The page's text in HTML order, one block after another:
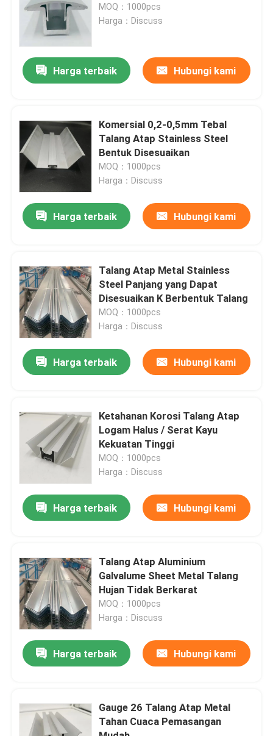
Produk
Video
Tentang kami
Kontrol kualitas
Hubungi kami
Permintaan Penawaran
Braket Pemasangan Panel Surya
MOQ：1000pcs
Harga：Discuss
Harga terbaik Hubungi kami
Komersial 0,2-0,5mm Tebal
Talang Atap Stainless Steel
Bentuk Disesuaikan
MOQ：1000pcs
Harga：Discuss
Harga terbaik Hubungi kami
Talang Atap Metal Stainless
Steel Panjang yang Dapat
Disesuaikan K Berbentuk Talang
MOQ：1000pcs
Harga：Discuss
Harga terbaik Hubungi kami
Ketahanan Korosi Talang Atap
Logam Halus / Serat Kayu
Kekuatan Tinggi
MOQ：1000pcs
Harga：Discuss
Harga terbaik Hubungi kami
Talang Atap Aluminium
Galvalume Sheet Metal Talang
Hujan Tidak Berkarat
MOQ：1000pcs
Harga：Discuss
Harga terbaik Hubungi kami
Gauge 26 Talang Atap Metal
Tahan Cuaca Pemasangan